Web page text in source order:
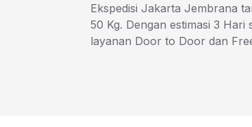
Ekspedisi Jakarta Jembrana
50 Kg. Dengan estimasi 3
layanan Door to Door dan